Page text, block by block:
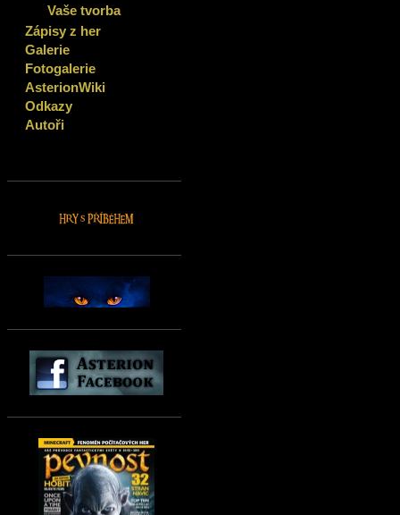
Vaše tvorba
Zápisy z her
Galerie
Fotogalerie
AsterionWiki
Odkazy
Autoři